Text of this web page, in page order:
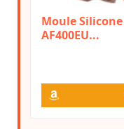
Moule
AF400EU...